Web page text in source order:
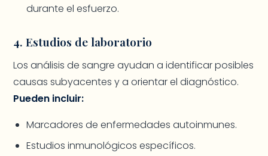
durante el esfuerzo.
4. Estudios de laboratorio
Los análisis de sangre ayudan a identificar posibles
causas subyacentes y a orientar el diagnóstico.
Pueden incluir:
Marcadores de enfermedades autoinmunes.
Estudios inmunológicos específicos.